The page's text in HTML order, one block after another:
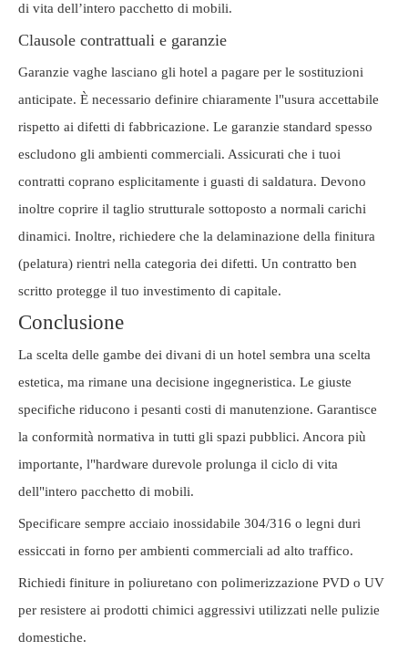
di vita dell’intero pacchetto di mobili.
Clausole contrattuali e garanzie
Garanzie vaghe lasciano gli hotel a pagare per le sostituzioni
anticipate. È necessario definire chiaramente l"usura accettabile
rispetto ai difetti di fabbricazione. Le garanzie standard spesso
escludono gli ambienti commerciali. Assicurati che i tuoi
contratti coprano esplicitamente i guasti di saldatura. Devono
inoltre coprire il taglio strutturale sottoposto a normali carichi
dinamici. Inoltre, richiedere che la delaminazione della finitura
(pelatura) rientri nella categoria dei difetti. Un contratto ben
scritto protegge il tuo investimento di capitale.
Conclusione
La scelta delle gambe dei divani di un hotel sembra una scelta
estetica, ma rimane una decisione ingegneristica. Le giuste
specifiche riducono i pesanti costi di manutenzione. Garantisce
la conformità normativa in tutti gli spazi pubblici. Ancora più
importante, l"hardware durevole prolunga il ciclo di vita
dell"intero pacchetto di mobili.
Specificare sempre acciaio inossidabile 304/316 o legni duri
essiccati in forno per ambienti commerciali ad alto traffico.
Richiedi finiture in poliuretano con polimerizzazione PVD o UV
per resistere ai prodotti chimici aggressivi utilizzati nelle pulizie
domestiche.